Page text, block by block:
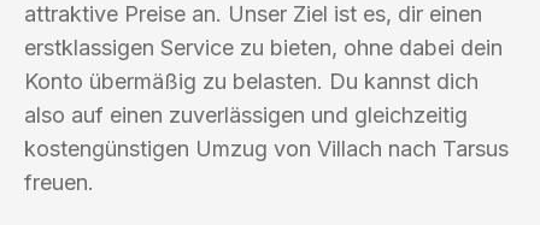
attraktive Preise an. Unser Ziel ist es, dir einen
erstklassigen Service zu bieten, ohne dabei dein
Konto übermäßig zu belasten. Du kannst dich
also auf einen zuverlässigen und gleichzeitig
kostengünstigen Umzug von Villach nach Tarsus
freuen.